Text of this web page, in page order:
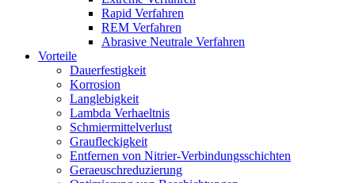
Rapid Verfahren
REM Verfahren
Abrasive Neutrale Verfahren
Vorteile
Dauerfestigkeit
Korrosion
Langlebigkeit
Lambda Verhaeltnis
Schmiermittelverlust
Graufleckigkeit
Entfernen von Nitrier-Verbindungsschichten
Geraeuschreduzierung